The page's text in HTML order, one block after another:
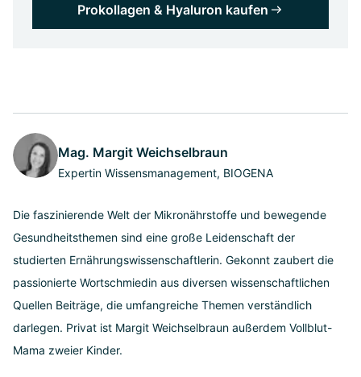
Prokollagen & Hyaluron kaufen
Mag. Margit Weichselbraun
Expertin Wissensmanagement, BIOGENA
Die faszinierende Welt der Mikronährstoffe und bewegende
Gesundheitsthemen sind eine große Leidenschaft der
studierten Ernährungswissenschaftlerin. Gekonnt zaubert die
passionierte Wortschmiedin aus diversen wissenschaftlichen
Quellen Beiträge, die umfangreiche Themen verständlich
darlegen. Privat ist Margit Weichselbraun außerdem Vollblut-
Mama zweier Kinder.